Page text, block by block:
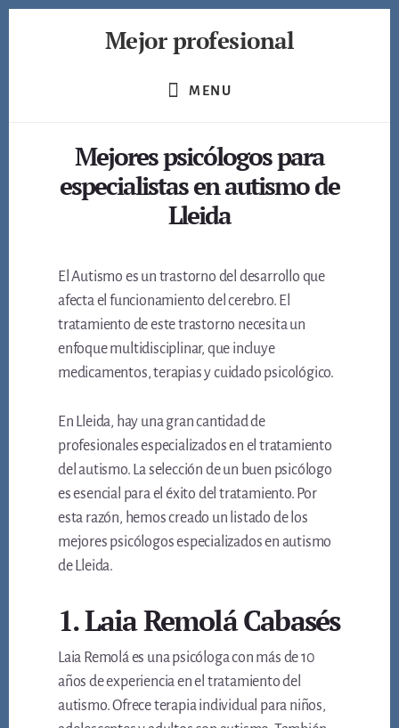
Mejor profesional
profesionales
muchos
MENU
Mejores psicólogos para
especialistas en autismo de
Lleida
El Autismo es un trastorno del desarrollo que
afecta el funcionamiento del cerebro. El
tratamiento de este trastorno necesita un
enfoque multidisciplinar, que incluye
medicamentos, terapias y cuidado psicológico.
En Lleida, hay una gran cantidad de
profesionales especializados en el tratamiento
del autismo. La selección de un buen psicólogo
es esencial para el éxito del tratamiento. Por
esta razón, hemos creado un listado de los
mejores psicólogos especializados en autismo
de Lleida.
1. Laia Remolá Cabasés
Laia Remolá es una psicóloga con más de 10
años de experiencia en el tratamiento del
autismo. Ofrece terapia individual para niños,